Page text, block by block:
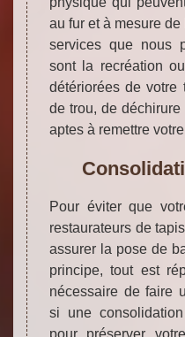
au fur et à mesure
services que nous
sont la recréation
détériorées de votre
de trou, de
aptes à remettre
Pour éviter que
restaurateurs de
assurer la pose de
principe, tout est
nécessaire de faire
si une